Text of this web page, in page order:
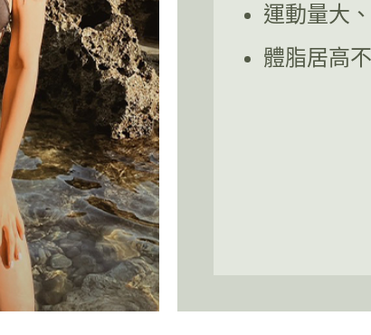
運動量大
體脂居高